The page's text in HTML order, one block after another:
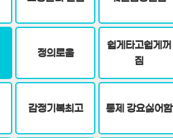
정의로움
쉽게타고쉽게꺼
짐
감정기복최고 통제 강요싫어함